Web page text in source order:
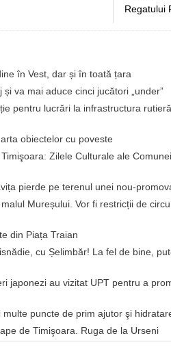
Regatului
în Vest, dar și în toată țara
va mai aduce cinci jucători „under”
pentru lucrări la infrastructura
obiectelor cu poveste
Zilele Culturale ale
pierde pe terenul unei nou-
Mureșului. Vor fi restricții de
din Piața Traian
cu Șelimbăr! La fel de bine,
japonezi au vizitat UPT pentru a
puncte de prim ajutor şi
de Timişoara. Ruga de la Urseni